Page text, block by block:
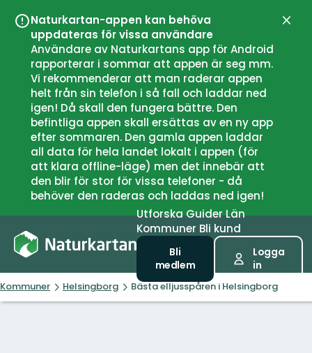
Naturkartan-appen kan behöva
uppdateras för vissa användare
Användare av Naturkartans app för Android
rapporterar i sommar att appen är seg mm.
Vi rekommenderar att man raderar appen
helt från sin telefon i så fall och laddar ned
igen! Då skall den fungera bättre. Den
befintliga appen skall ersättas av en ny app
efter sommaren. Den gamla appen laddar
all data för hela landet lokalt i appen (för
att klara offline-läge) men det innebär att
den blir för stor för vissa telefoner - då
behöver den raderas och laddas ned igen!
UtforskaGuiderLän
Kommuner Bli kund
Bli
medlem
Logga
in
Kommuner Helsingborg Bästa elljusspåren i Helsingborg